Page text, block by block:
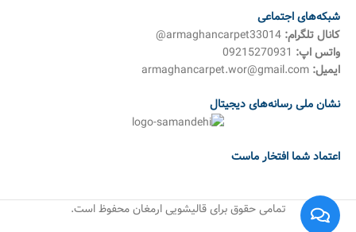
شبکه‌های اجتماعی
کانال تلگرام:
واتس اپ: 09215270931
ایمیل:
نشان ملی رسانه‌های دیجیتال
اعتماد شما افتخار ماست
تمامی حقوق برای قالیشویی ارمغان محفوظ است.